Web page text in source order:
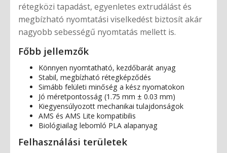
rétegközi tapadást, egyenletes extrudálást és
megbízható nyomtatási viselkedést biztosít akár
nagyobb sebességű nyomtatás mellett is.
Főbb jellemzők
Könnyen nyomtatható, kezdőbarát anyag
Stabil, megbízható rétegképződés
Simább felületi minőség a kész nyomatokon
Jó méretpontosság (1.75 mm ± 0.03 mm)
Kiegyensúlyozott mechanikai tulajdonságok
AMS és AMS Lite kompatibilis
Biológiailag lebomló PLA alapanyag
Felhasználási területek